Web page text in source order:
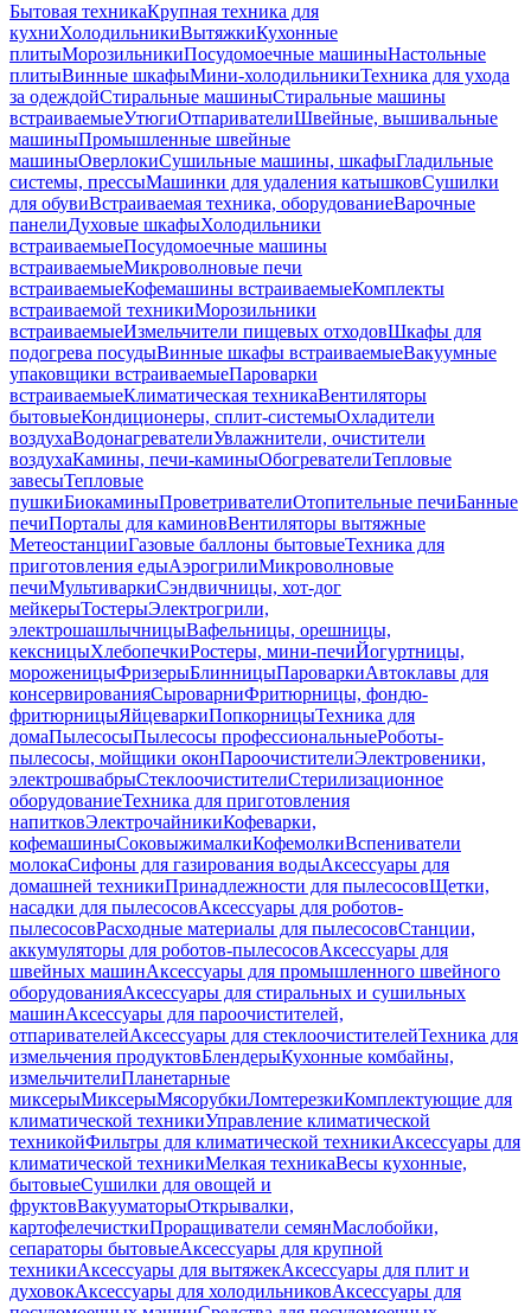
Бытовая техникаКрупная техника для
кухниХолодильникиВытяжкиКухонные
плитыМорозильникиПосудомоечные машиныНастольные
плитыВинные шкафыМини-холодильникиТехника для ухода
за одеждойСтиральные машиныСтиральные машины
встраиваемыеУтюгиОтпаривателиШвейные, вышивальные
машиныПромышленные швейные
машиныОверлокиСушильные машины, шкафыГладильные
системы, прессыМашинки для удаления катышковСушилки
для обувиВстраиваемая техника, оборудованиеВарочные
панелиДуховые шкафыХолодильники
встраиваемыеПосудомоечные машины
встраиваемыеМикроволновые печи
встраиваемыеКофемашины встраиваемыеКомплекты
встраиваемой техникиМорозильники
встраиваемыеИзмельчители пищевых отходовШкафы для
подогрева посудыВинные шкафы встраиваемыеВакуумные
упаковщики встраиваемыеПароварки
встраиваемыеКлиматическая техникаВентиляторы
бытовыеКондиционеры, сплит-системыОхладители
воздухаВодонагревателиУвлажнители, очистители
воздухаКамины, печи-каминыОбогревателиТепловые
завесыТепловые
пушкиБиокаминыПроветривателиОтопительные печиБанные
печиПорталы для каминовВентиляторы вытяжные
МетеостанцииГазовые баллоны бытовыеТехника для
приготовления едыАэрогрилиМикроволновые
печиМультиваркиСэндвичницы, хот-дог
мейкерыТостерыЭлектрогрили,
электрошашлычницыВафельницы, орешницы,
кексницыХлебопечкиРостеры, мини-печиЙогуртницы,
мороженицыФризерыБлинницыПароваркиАвтоклавы для
консервированияСыроварниФритюрницы, фондю-
фритюрницыЯйцеваркиПопкорницыТехника для
домаПылесосыПылесосы профессиональныеРоботы-
пылесосы, мойщики оконПароочистителиЭлектровеники,
электрошвабрыСтеклоочистителиСтерилизационное
оборудованиеТехника для приготовления
напитковЭлектрочайникиКофеварки,
кофемашиныСоковыжималкиКофемолкиВспениватели
молокаСифоны для газирования водыАксессуары для
домашней техникиПринадлежности для пылесосовЩетки,
насадки для пылесосовАксессуары для роботов-
пылесосовРасходные материалы для пылесосовСтанции,
аккумуляторы для роботов-пылесосовАксессуары для
швейных машинАксессуары для промышленного швейного
оборудованияАксессуары для стиральных и сушильных
машинАксессуары для пароочистителей,
отпаривателейАксессуары для стеклоочистителейТехника для
измельчения продуктовБлендерыКухонные комбайны,
измельчителиПланетарные
миксерыМиксерыМясорубкиЛомтерезкиКомплектующие для
климатической техникиУправление климатической
техникойФильтры для климатической техникиАксессуары для
климатической техникиМелкая техникаВесы кухонные,
бытовыеСушилки для овощей и
фруктовВакууматорыОткрывалки,
картофелечисткиПроращиватели семянМаслобойки,
сепараторы бытовыеАксессуары для крупной
техникиАксессуары для вытяжекАксессуары для плит и
духовокАксессуары для холодильниковАксессуары для